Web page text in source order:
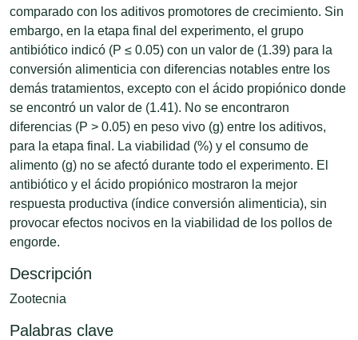
comparado con los aditivos promotores de crecimiento. Sin
embargo, en la etapa final del experimento, el grupo
antibiótico indicó (P ≤ 0.05) con un valor de (1.39) para la
conversión alimenticia con diferencias notables entre los
demás tratamientos, excepto con el ácido propiónico donde
se encontró un valor de (1.41). No se encontraron
diferencias (P > 0.05) en peso vivo (g) entre los aditivos,
para la etapa final. La viabilidad (%) y el consumo de
alimento (g) no se afectó durante todo el experimento. El
antibiótico y el ácido propiónico mostraron la mejor
respuesta productiva (índice conversión alimenticia), sin
provocar efectos nocivos en la viabilidad de los pollos de
engorde.
Descripción
Zootecnia
Palabras clave